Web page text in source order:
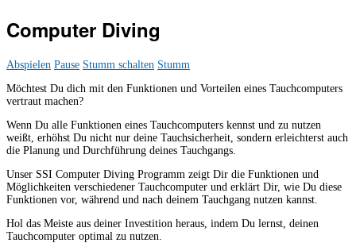
Computer Diving
Abspielen Pause Stumm schalten Stumm
Möchtest Du dich mit den Funktionen und Vorteilen eines Tauchcomputers
vertraut machen?
Wenn Du alle Funktionen eines Tauchcomputers kennst und zu nutzen
weißt, erhöhst Du nicht nur deine Tauchsicherheit, sondern erleichterst auch
die Planung und Durchführung deines Tauchgangs.
Unser SSI Computer Diving Programm zeigt Dir die Funktionen und
Möglichkeiten verschiedener Tauchcomputer und erklärt Dir, wie Du diese
Funktionen vor, während und nach deinem Tauchgang nutzen kannst.
Hol das Meiste aus deiner Investition heraus, indem Du lernst, deinen
Tauchcomputer optimal zu nutzen.